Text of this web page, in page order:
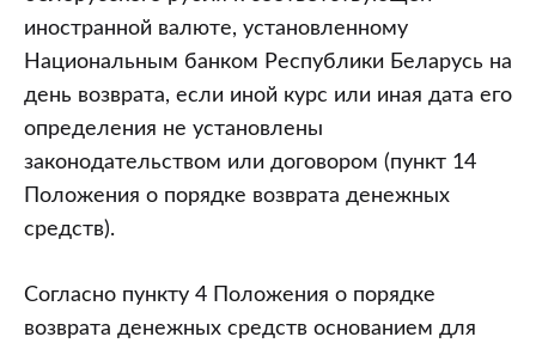
иностранной валюте, установленному
Национальным банком Республики Беларусь на
день возврата, если иной курс или иная дата его
определения не установлены
законодательством или договором (пункт 14
Положения о порядке возврата денежных
средств).
Согласно пункту 4 Положения о порядке
возврата денежных средств основанием для